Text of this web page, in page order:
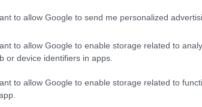
to allow Google to send me personalized
to allow Google to enable storage related to
or device identifiers in apps.
to allow Google to enable storage related to